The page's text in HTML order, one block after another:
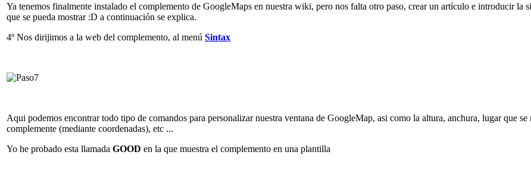
Ya tenemos finalmente instalado el complemento de GoogleMaps en nuestra wiki, pero nos falta otro paso, crear un artículo e introducir la
que se pueda mostrar :D a continuación se explica.
4º Nos dirijimos a la web del complemento, al menú Sintax
Aqui podemos encontrar todo tipo de comandos para personalizar nuestra ventana de GoogleMap, asi como la altura, anchura, lugar que se
complemente (mediante coordenadas), etc ...
Yo he probado esta llamada GOOD en la que muestra el complemento en una plantilla